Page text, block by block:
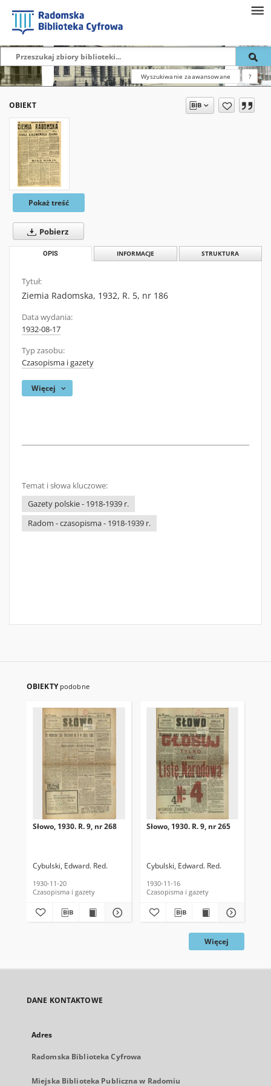
Wyszukiwanie zaawansowane ?
OBIEKT
Pokaż treść
Pobierz
OPIS INFORMACJE STRUKTURA
Tytuł:
Ziemia Radomska, 1932, R. 5, nr 186
Data wydania:
1932-08-17
Typ zasobu:
Czasopisma i gazety
Więcej
Temat i słowa kluczowe:
Gazety polskie - 1918-1939 r.
Radom - czasopisma - 1918-1939 r.
OBIEKTY podobne
Słowo, 1930. R. 9, nr 268
Cybulski, Edward. Red.
1930-11-20
Czasopisma i gazety
Słowo, 1930. R. 9, nr 265
Cybulski, Edward. Red.
1930-11-16
Czasopisma i gazety
Więcej
DANE KONTAKTOWE
Adres
Radomska Biblioteka Cyfrowa
Miejska Biblioteka Publiczna w Radomiu